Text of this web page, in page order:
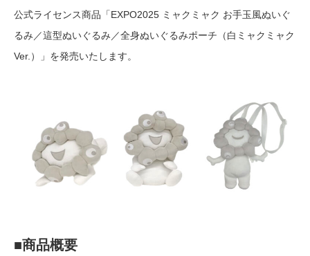
公式ライセンス商品「EXPO2025 ミャクミャク お手玉風ぬいぐ
るみ／這型ぬいぐるみ／全身ぬいぐるみポーチ（白ミャクミャク
Ver.）」を発売いたします。
■商品概要